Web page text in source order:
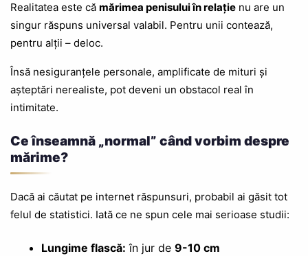
Realitatea este că mărimea penisului în relație nu are un
singur răspuns universal valabil. Pentru unii contează,
pentru alții – deloc.
Însă nesiguranțele personale, amplificate de mituri și
așteptări nerealiste, pot deveni un obstacol real în
intimitate.
Ce înseamnă „normal” când vorbim despre
mărime?
Dacă ai căutat pe internet răspunsuri, probabil ai găsit tot
felul de statistici. Iată ce ne spun cele mai serioase studii:
Lungime flască: în jur de 9-10 cm